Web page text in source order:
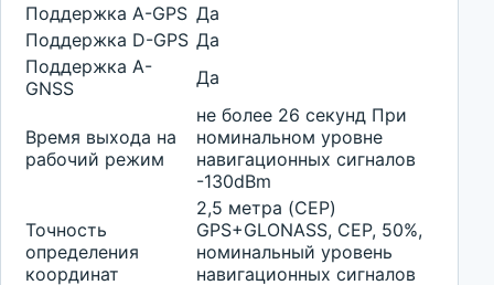
Поддержка A-GPS Да
Поддержка D-GPS Да
Поддержка A-
GNSS
Да
Время выхода на
рабочий режим
не более 26 секунд При
номинальном уровне
навигационных сигналов
-130dBm
Точность
определения
координат
2,5 метра (CEP)
GPS+GLONASS, CEP, 50%,
номинальный уровень
навигационных сигналов